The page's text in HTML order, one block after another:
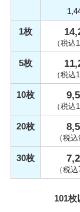
1枚
（税込
5枚
（税込
10枚
（税込
20枚
（税
30枚
（税
101枚